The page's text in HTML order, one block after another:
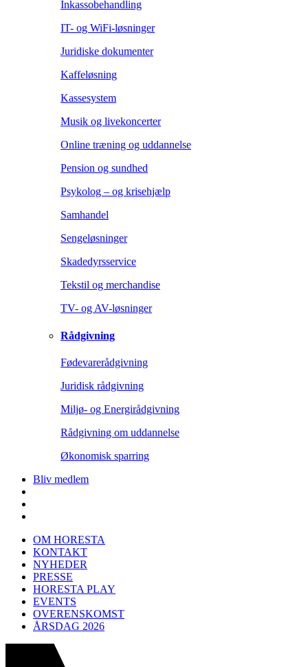
Inkassobehandling
IT- og WiFi-løsninger
Juridiske dokumenter
Kaffeløsning
Kassesystem
Musik og livekoncerter
Online træning og uddannelse
Pension og sundhed
Psykolog – og krisehjælp
Samhandel
Sengeløsninger
Skadedyrsservice
Tekstil og merchandise
TV- og AV-løsninger
Rådgivning
Fødevarerådgivning
Juridisk rådgivning
Miljø- og Energirådgivning
Rådgivning om uddannelse
Økonomisk sparring
Bliv medlem
OM HORESTA
KONTAKT
NYHEDER
PRESSE
HORESTA PLAY
EVENTS
OVERENSKOMST
ÅRSDAG 2026